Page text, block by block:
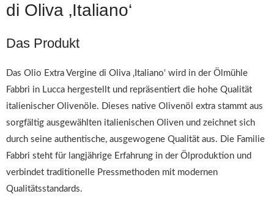
di Oliva ‚Italiano‘
Das Produkt
Das Olio Extra Vergine di Oliva ‚Italiano‘ wird in der Ölmühle
Fabbri in Lucca hergestellt und repräsentiert die hohe Qualität
italienischer Olivenöle. Dieses native Olivenöl extra stammt aus
sorgfältig ausgewählten italienischen Oliven und zeichnet sich
durch seine authentische, ausgewogene Qualität aus. Die Familie
Fabbri steht für langjährige Erfahrung in der Ölproduktion und
verbindet traditionelle Pressmethoden mit modernen
Qualitätsstandards.